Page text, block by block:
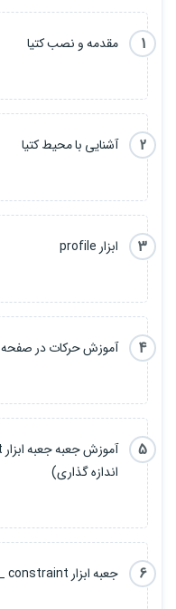
1
مقدمه و نصب کتیا
2
آشنایی با محیط کتیا
3
ابزار profile
4
آموزش حرکات در صفحه sketcher با استفاده از mouse
5
اندازه گذاری)
6
جعبه ابزار constraint _بخش ۲